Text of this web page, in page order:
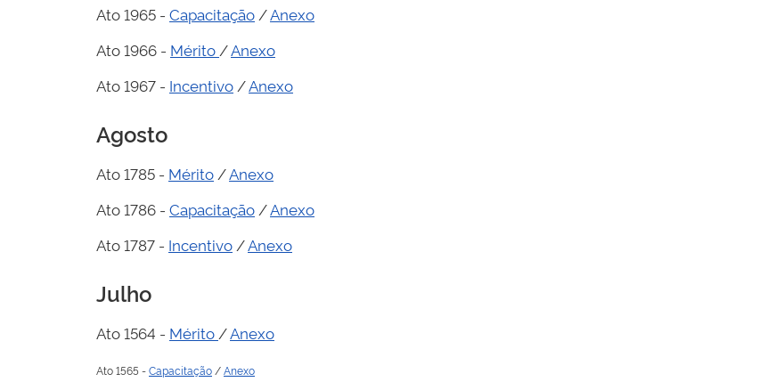
Ato 1965 - Capacitação /Anexo
Ato 1966 - Mérito /Anexo
Ato 1967 - Incentivo /Anexo
Agosto
Ato 1785 - Mérito /Anexo
Ato 1786 - Capacitação /Anexo
Ato 1787 - Incentivo /Anexo
Julho
Ato 1564 - Mérito /Anexo
Ato 1565 -Capacitação /Anexo